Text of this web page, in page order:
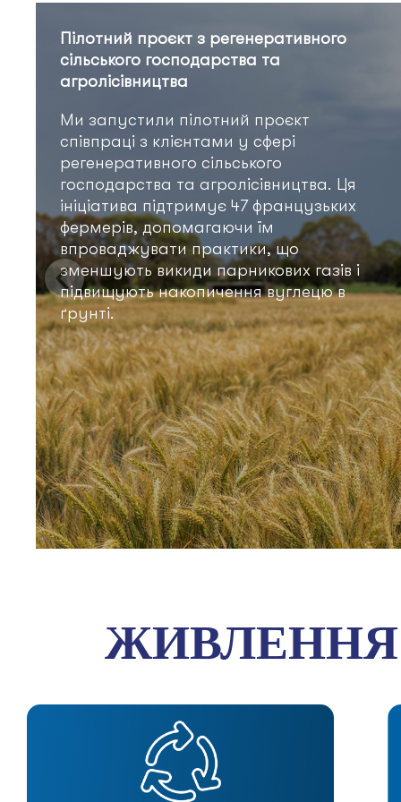
Пілотний проєкт з регенеративного
сільського господарства та
агролісівництва
Ми запустили пілотний проєкт
співпраці з клієнтами у сфері
регенеративного сільського
господарства та агролісівництва. Ця
ініціатива підтримує 47 французьких
фермерів, допомагаючи їм
впроваджувати практики, що
зменшують викиди парникових газів і
підвищують накопичення вуглецю в
ґрунті.
ЖИВЛЕННЯ